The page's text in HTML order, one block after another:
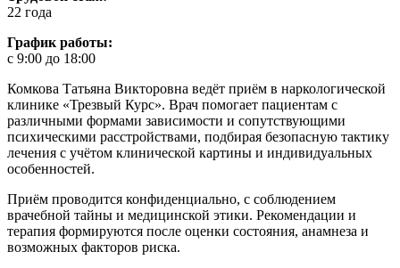
22 года
График работы:
с 9:00 до 18:00
Комкова Татьяна Викторовна ведёт приём в наркологической
клинике «Трезвый Курс». Врач помогает пациентам с
различными формами зависимости и сопутствующими
психическими расстройствами, подбирая безопасную тактику
лечения с учётом клинической картины и индивидуальных
особенностей.
Приём проводится конфиденциально, с соблюдением
врачебной тайны и медицинской этики. Рекомендации и
терапия формируются после оценки состояния, анамнеза и
возможных факторов риска.